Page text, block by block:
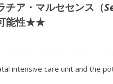
チア・マルセセンス（
能性★★
intensive care unit and the